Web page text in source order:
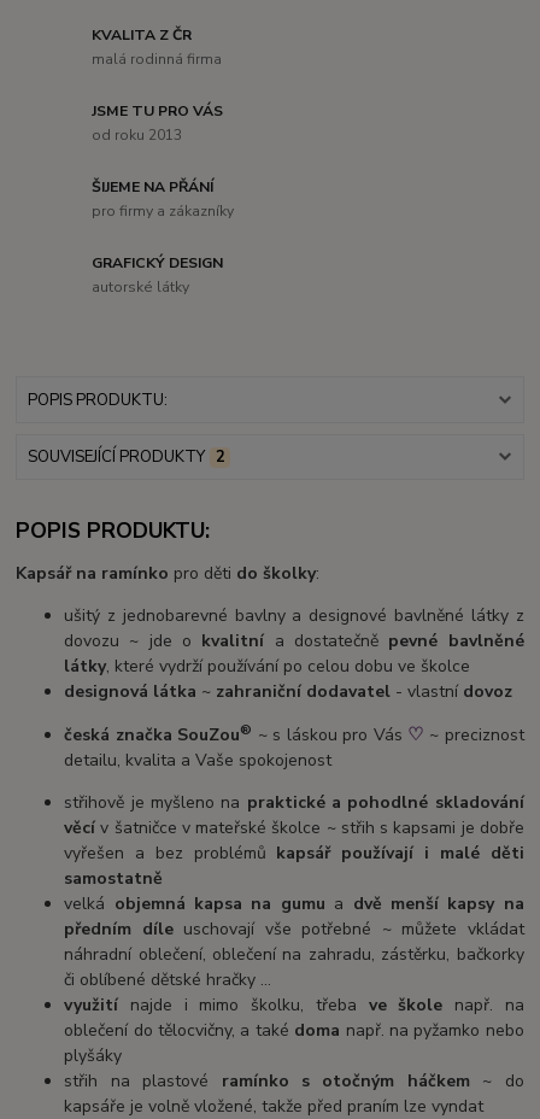
KVALITA Z ČR
malá rodinná firma
JSME TU PRO VÁS
od roku 2013
ŠIJEME NA PŘÁNÍ
pro firmy a zákazníky
GRAFICKÝ DESIGN
autorské látky
POPIS PRODUKTU:
SOUVISEJÍCÍ PRODUKTY 2
POPIS PRODUKTU:
Kapsář na ramínko pro děti do školky:
ušitý z jednobarevné bavlny a designové bavlněné látky z
dovozu ~ jde o kvalitní a dostatečně pevné bavlněné
látky, které vydrží používání po celou dobu ve školce
designová látka ~ zahraniční dodavatel - vlastní dovoz
česká značka SouZou® ~ s láskou pro Vás ♡ ~ preciznost
detailu, kvalita a Vaše spokojenost
střihově je myšleno na praktické a pohodlné skladování
věcív šatničce v mateřské školce ~ střih s kapsami je dobře
vyřešen a bez problémů kapsář používají i malé děti
samostatně
velká objemná kapsa na gumu a dvě menší kapsy na
předním díle uschovají vše potřebné ~ můžete vkládat
náhradní oblečení, oblečení na zahradu, zástěrku, bačkorky
či oblíbené dětské hračky ...
využití najde i mimo školku, třeba ve škole např. na
oblečení do tělocvičny, a také doma např. na pyžamko nebo
plyšáky
střih na plastové ramínko s otočným háčkem ~ do
kapsáře je volně vložené, takže před praním lze vyndat